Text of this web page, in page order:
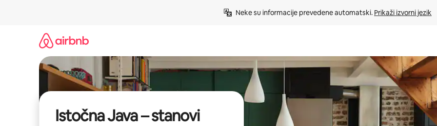
Neke su informacije prevedene automatski. Prikaži izvorni jezik
Istočna Java – stanovi